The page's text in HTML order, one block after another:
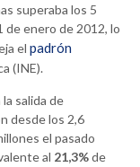
superaba los 5
de enero de 2012, lo
el padrón
(INE).
salida de
desde los 2,6
el pasado
al 21,3%de